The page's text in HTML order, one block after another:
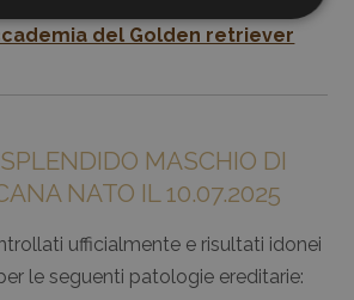
del Golden retriever
MASCHIO DI
NATO IL 10.07.2025
ufficialmente e risultati idonei
le seguenti patologie ereditarie: